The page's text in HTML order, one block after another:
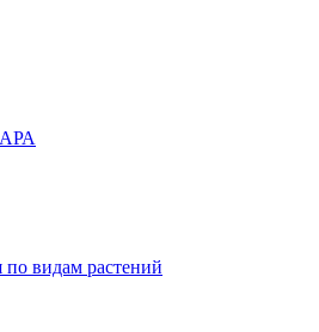
видам растений